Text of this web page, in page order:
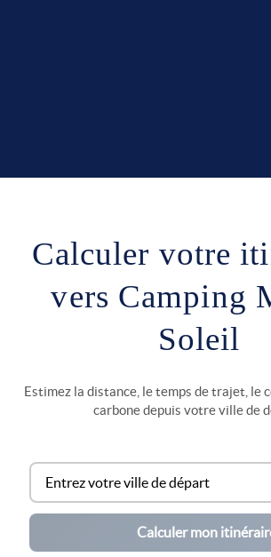
Calculer votre
vers Camping
Soleil
Estimez la distance, le temps de trajet, le
carbone depuis votre ville de
Calculer mon